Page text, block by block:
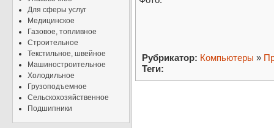
Для сферы услуг
Медицинское
Газовое, топливное
Строительное
Текстильное, швейное
Машиностроительное
Холодильное
Грузоподъемное
Сельскохозяйственное
Подшипники
Рубрикатор: Компьютеры »
Теги: